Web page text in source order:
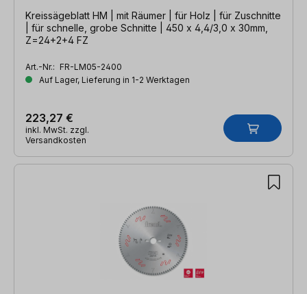
Kreissägeblatt HM | mit Räumer | für Holz | für Zuschnitte
| für schnelle, grobe Schnitte | 450 x 4,4/3,0 x 30mm,
Z=24+2+4 FZ
Art.-Nr.: FR-LM05-2400
Auf Lager, Lieferung in 1-2 Werktagen
223,27 €
inkl. MwSt. zzgl.
Versandkosten